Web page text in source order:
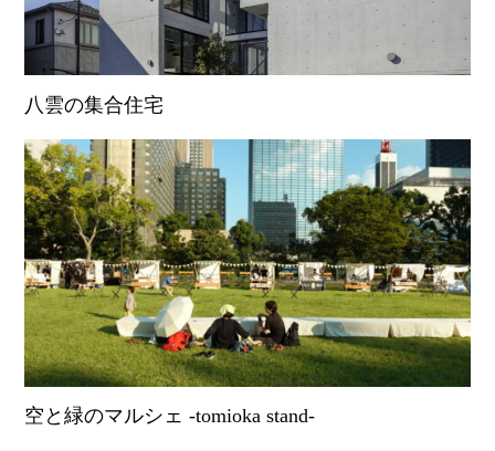
八雲の集合住宅
空と緑のマルシェ -tomioka stand-